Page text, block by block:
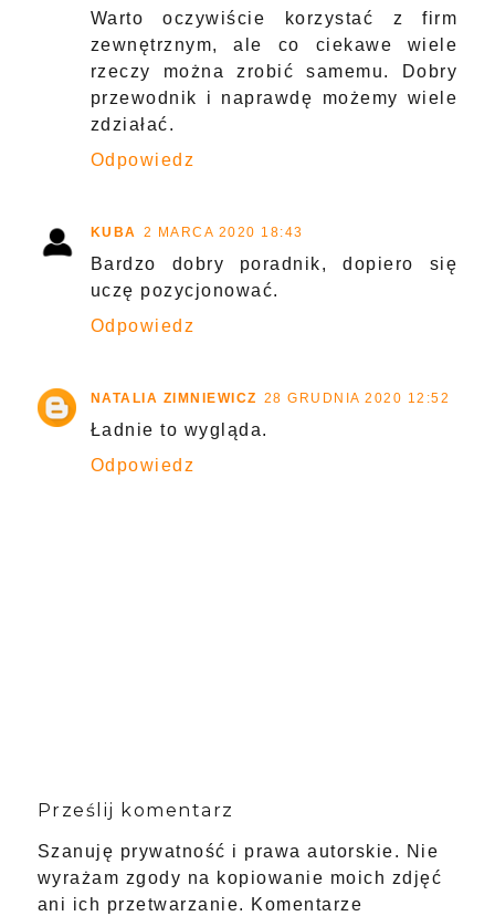
Warto oczywiście korzystać z firm
zewnętrznym, ale co ciekawe wiele
rzeczy można zrobić samemu. Dobry
przewodnik i naprawdę możemy wiele
zdziałać.
Odpowiedz
KUBA 2 MARCA 2020 18:43
Bardzo dobry poradnik, dopiero się
uczę pozycjonować.
Odpowiedz
NATALIA ZIMNIEWICZ 28 GRUDNIA 2020 12:52
Ładnie to wygląda.
Odpowiedz
Prześlij komentarz
Szanuję prywatność i prawa autorskie. Nie
wyrażam zgody na kopiowanie moich zdjęć
ani ich przetwarzanie. Komentarze